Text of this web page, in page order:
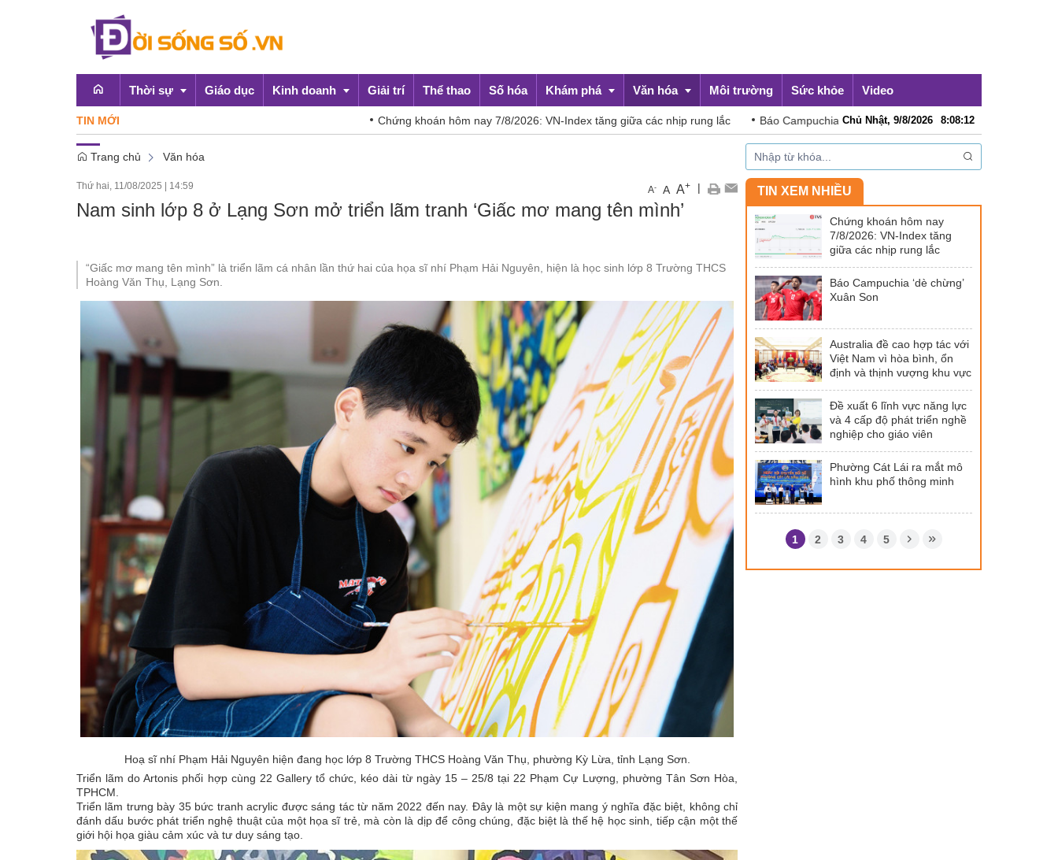
Thời sự
Emagazine
Giáo dục Kinh doanh Giải trí Thể thao Số hóa Khám phá Văn hóa Môi trường Sức khỏe Video
TIN MỚI Chứng khoán hôm nay 7/8/2026: VN-Index tăng giữa các nhịp rung lắc Báo Campuchia ‘dè chừng’ Xuân Son Australia đề cao hợp tác với Việt
Chủ Nhật, 9/8/2026 8:08:15
Trang chủ Văn hóa
Thứ hai, 11/08/2025 14:59 A- A A+ |
Nam sinh lớp 8 ở Lạng Sơn mở triển lãm tranh ‘Giấc mơ mang tên mình’
“Giấc mơ mang tên mình” là triển lãm cá nhân lần thứ hai của họa sĩ nhí Phạm Hải Nguyên, hiện là học sinh lớp 8 Trường THCS
Hoàng Văn Thụ, Lạng Sơn.
Hoạ sĩ nhí Phạm Hải Nguyên hiện đang học lớp 8 Trường THCS Hoàng Văn Thụ, phường Kỳ Lừa, tỉnh Lạng Sơn.
Triển lãm do Artonis phối hợp cùng 22 Gallery tổ chức, kéo dài từ ngày 15 – 25/8 tại 22 Phạm Cự Lượng, phường Tân Sơn Hòa,
TPHCM.
Triển lãm trưng bày 35 bức tranh acrylic được sáng tác từ năm 2022 đến nay. Đây là một sự kiện mang ý nghĩa đặc biệt, không chỉ
đánh dấu bước phát triển nghệ thuật của một họa sĩ trẻ, mà còn là dịp để công chúng, đặc biệt là thế hệ học sinh, tiếp cận một thế
giới hội họa giàu cảm xúc và tư duy sáng tạo.
TIN XEM NHIỀU
Chứng khoán hôm nay
7/8/2026: VN-Index tăng
giữa các nhịp rung lắc
Báo Campuchia ‘dè chừng’
Xuân Son
Australia đề cao hợp tác với
Việt Nam vì hòa bình, ổn
định và thịnh vượng khu vực
Đề xuất 6 lĩnh vực năng lực
và 4 cấp độ phát triển nghề
nghiệp cho giáo viên
Phường Cát Lái ra mắt mô
hình khu phố thông minh
1 2 3 4 5